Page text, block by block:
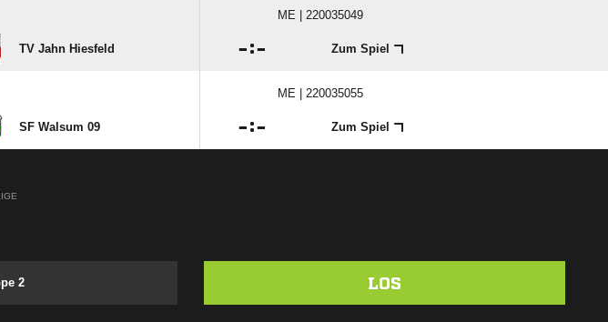
ME | 220035049
TV Jahn Hiesfeld : Zum Spiel
ME | 220035055
SF Walsum 09 : Zum Spiel
2 LOS